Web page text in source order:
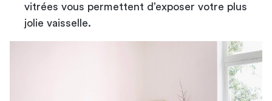
vitrées vous permettent d’exposer votre plus
jolie vaisselle.